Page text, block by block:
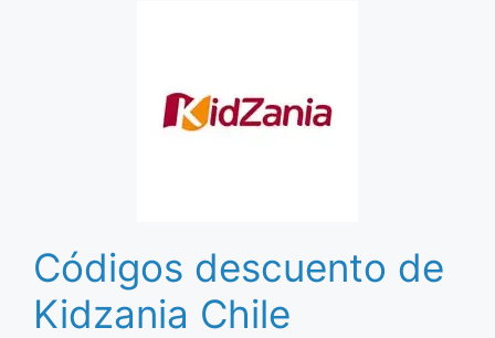
Códigos descuento de
Kidzania Chile